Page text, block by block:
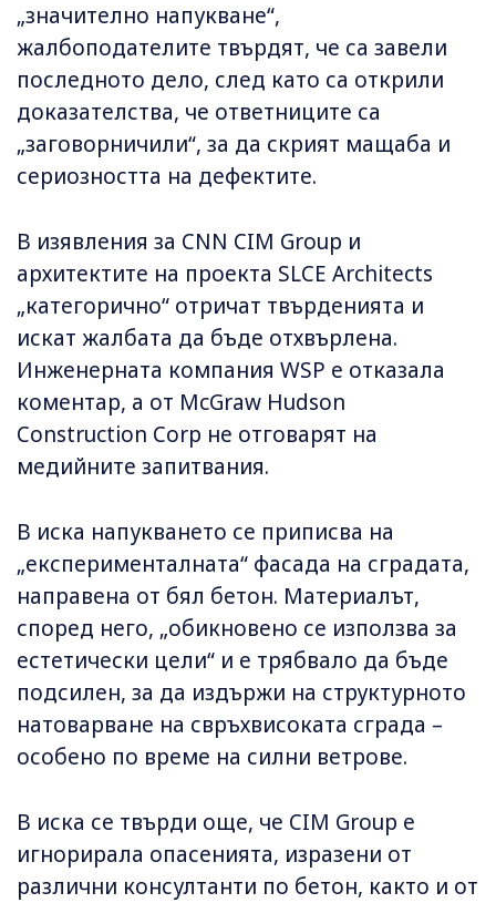
„значително напукване“,
жалбоподателите твърдят, че са завели
последното дело, след като са открили
доказателства, че ответниците са
„заговорничили“, за да скрият мащаба и
сериозността на дефектите.
В изявления за CNN CIM Group и
архитектите на проекта SLCE Architects
„категорично“ отричат ​​твърденията и
искат жалбата да бъде отхвърлена.
Инженерната компания WSP е отказала
коментар, а от McGraw Hudson
Construction Corp не отговарят на
медийните запитвания.
В иска напукването се приписва на
„експерименталната“ фасада на сградата,
направена от бял бетон. Материалът,
според него, „обикновено се използва за
естетически цели“ и е трябвало да бъде
подсилен, за да издържи на структурното
натоварване на свръхвисоката сграда –
особено по време на силни ветрове.
В иска се твърди още, че CIM Group е
игнорирала опасенията, изразени от
различни консултанти по бетон, както и от